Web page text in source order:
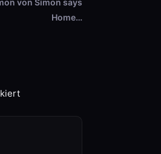
von Simon says
Home…